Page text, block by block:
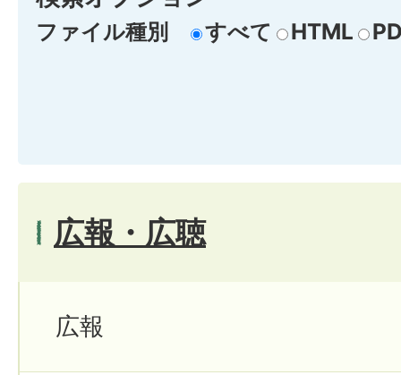
ファイル種別 すべて HTML
広報・広聴
広報